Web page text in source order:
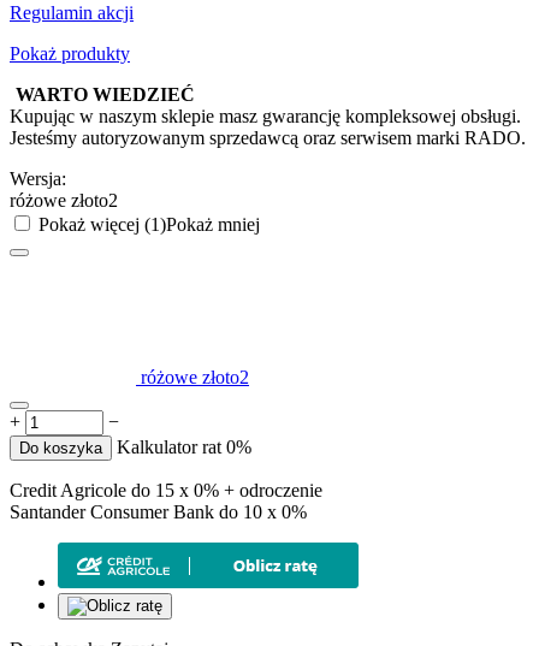
Regulamin akcji
Pokaż produkty
WARTO WIEDZIEĆ
Kupując w naszym sklepie masz gwarancję kompleksowej obsługi.
Jesteśmy autoryzowanym sprzedawcą oraz serwisem marki RADO.
Wersja:
różowe złoto2
Pokaż więcej (1)Pokaż mniej
różowe złoto2
+ −
Do koszyka Kalkulator rat 0%
Credit Agricole do 15 x 0% + odroczenie
Santander Consumer Bank do 10 x 0%